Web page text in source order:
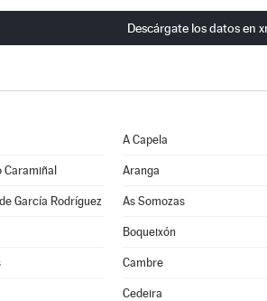
Descárgate los datos en
A Capela
Caramiñal Aranga
García Rodríguez As Somozas
Boqueixón
Cambre
Cedeira